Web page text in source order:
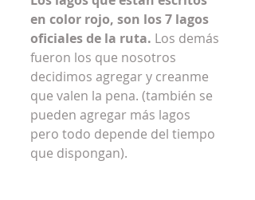
en color rojo, son los 7 lagos
oficiales de la ruta. Los demás
fueron los que nosotros
decidimos agregar y creanme
que valen la pena. (también se
pueden agregar más lagos
pero todo depende del tiempo
que dispongan).